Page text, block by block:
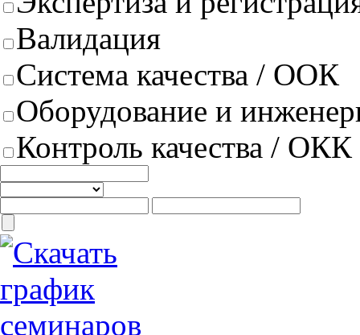
Валидация
Система качества / ООК
Оборудование и
Контроль качества / ОКК